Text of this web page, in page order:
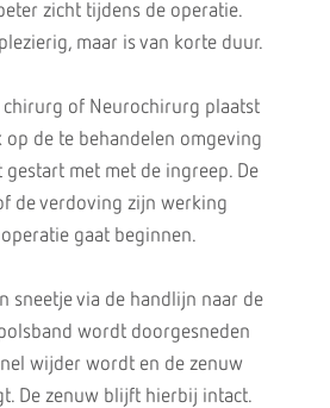
zicht tijdens de operatie.
maar is van korte duur.
chirurg of Neurochirurg plaatst
op de te behandelen omgeving
met met de ingreep. De
de verdoving zijn werking
gaat beginnen.
sneetje via de handlijn naar de
wordt doorgesneden
wijder wordt en de zenuw
De zenuw blijft hierbij intact.